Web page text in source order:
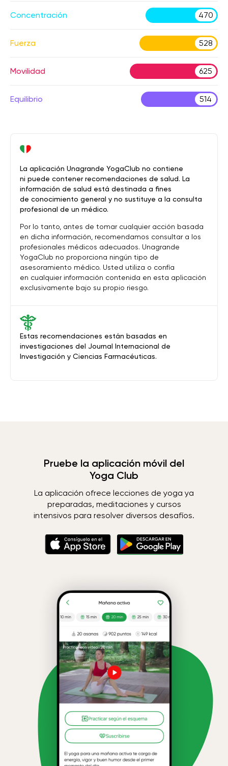
Concentración 470
Fuerza 528
Movilidad 625
Equilibrio 514
Estas recomendaciones están basadas en
investigaciones del Journal Internacional de
Investigación y Ciencias Farmacéuticas.
La aplicación Unagrande YogaClub no contiene
ni puede contener recomendaciones de salud. La
información de salud está destinada a fines
de conocimiento general y no sustituye a la consulta
profesional de un médico.
Por lo tanto, antes de tomar cualquier acción basada
en dicha información, recomendamos consultar a los
profesionales médicos adecuados. Unagrande
YogaClub no proporciona ningún tipo de
asesoramiento médico. Usted utiliza o confía
en cualquier información contenida en esta aplicación
exclusivamente bajo su propio riesgo.
Pruebe la aplicación móvil del
Yoga Club
La aplicación ofrece lecciones de yoga ya
preparadas, meditaciones y cursos
intensivos para resolver diversos desafíos.